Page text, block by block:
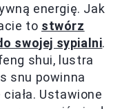
energię. Jak
to stwórz
swojej sypialni.
shui, lustra
snu powinna
Ustawione